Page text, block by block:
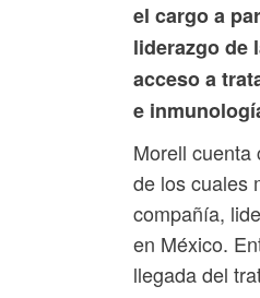
el cargo a
liderazgo de
acceso a
e
Morell cuenta
de los cuales
compañía,
en México.
llegada del